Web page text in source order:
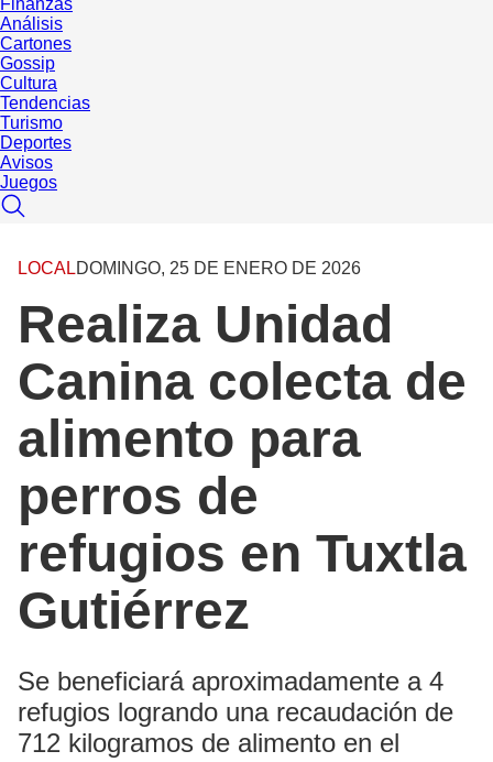
Finanzas
Análisis
Cartones
Gossip
Cultura
Tendencias
Turismo
Deportes
Avisos
Juegos
LOCALDOMINGO, 25 DE ENERO DE 2026
Realiza Unidad
Canina colecta de
alimento para
perros de
refugios en Tuxtla
Gutiérrez
Se beneficiará aproximadamente a 4
refugios logrando una recaudación de
712 kilogramos de alimento en el